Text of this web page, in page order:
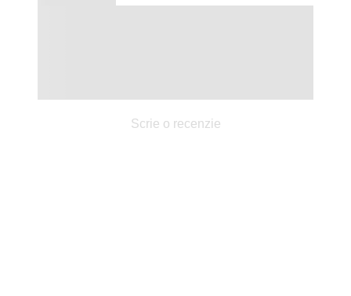
Scrie o recenzie